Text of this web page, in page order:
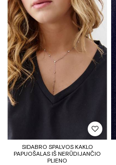
SIDABRO SPALVOS KAKLO
PAPUOŠALAS IŠ NERŪDIJANČIO
PLIENO